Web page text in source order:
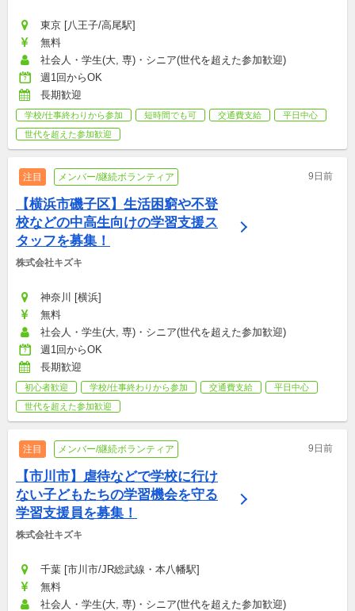
東京 [八王子/高尾駅]
無料
社会人・学生(大, 専)・シニア(世代を超えた参加歓迎)
週1回からOK
長期歓迎
学校/仕事終わりから参加 短時間でも可 交通費支給
平日中心
世代を超えた参加歓迎
注目 メンバー/継続ボランティア 9日前
【横浜市磯子区】生活困窮や不登
校などの中高生向けの学習支援ス
タッフを募集！
株式会社キズキ
神奈川 [横浜]
無料
社会人・学生(大, 専)・シニア(世代を超えた参加歓迎)
週1回からOK
長期歓迎
初心者歓迎 学校/仕事終わりから参加 交通費支給
平日中心
世代を超えた参加歓迎
注目 メンバー/継続ボランティア 9日前
【市川市】虐待などで学校に行け
ない子どもたちの学習機会を守る
学習支援員を募集！
株式会社キズキ
千葉 [市川市/JR総武線・本八幡駅]
無料
社会人・学生(大, 専)・シニア(世代を超えた参加歓迎)